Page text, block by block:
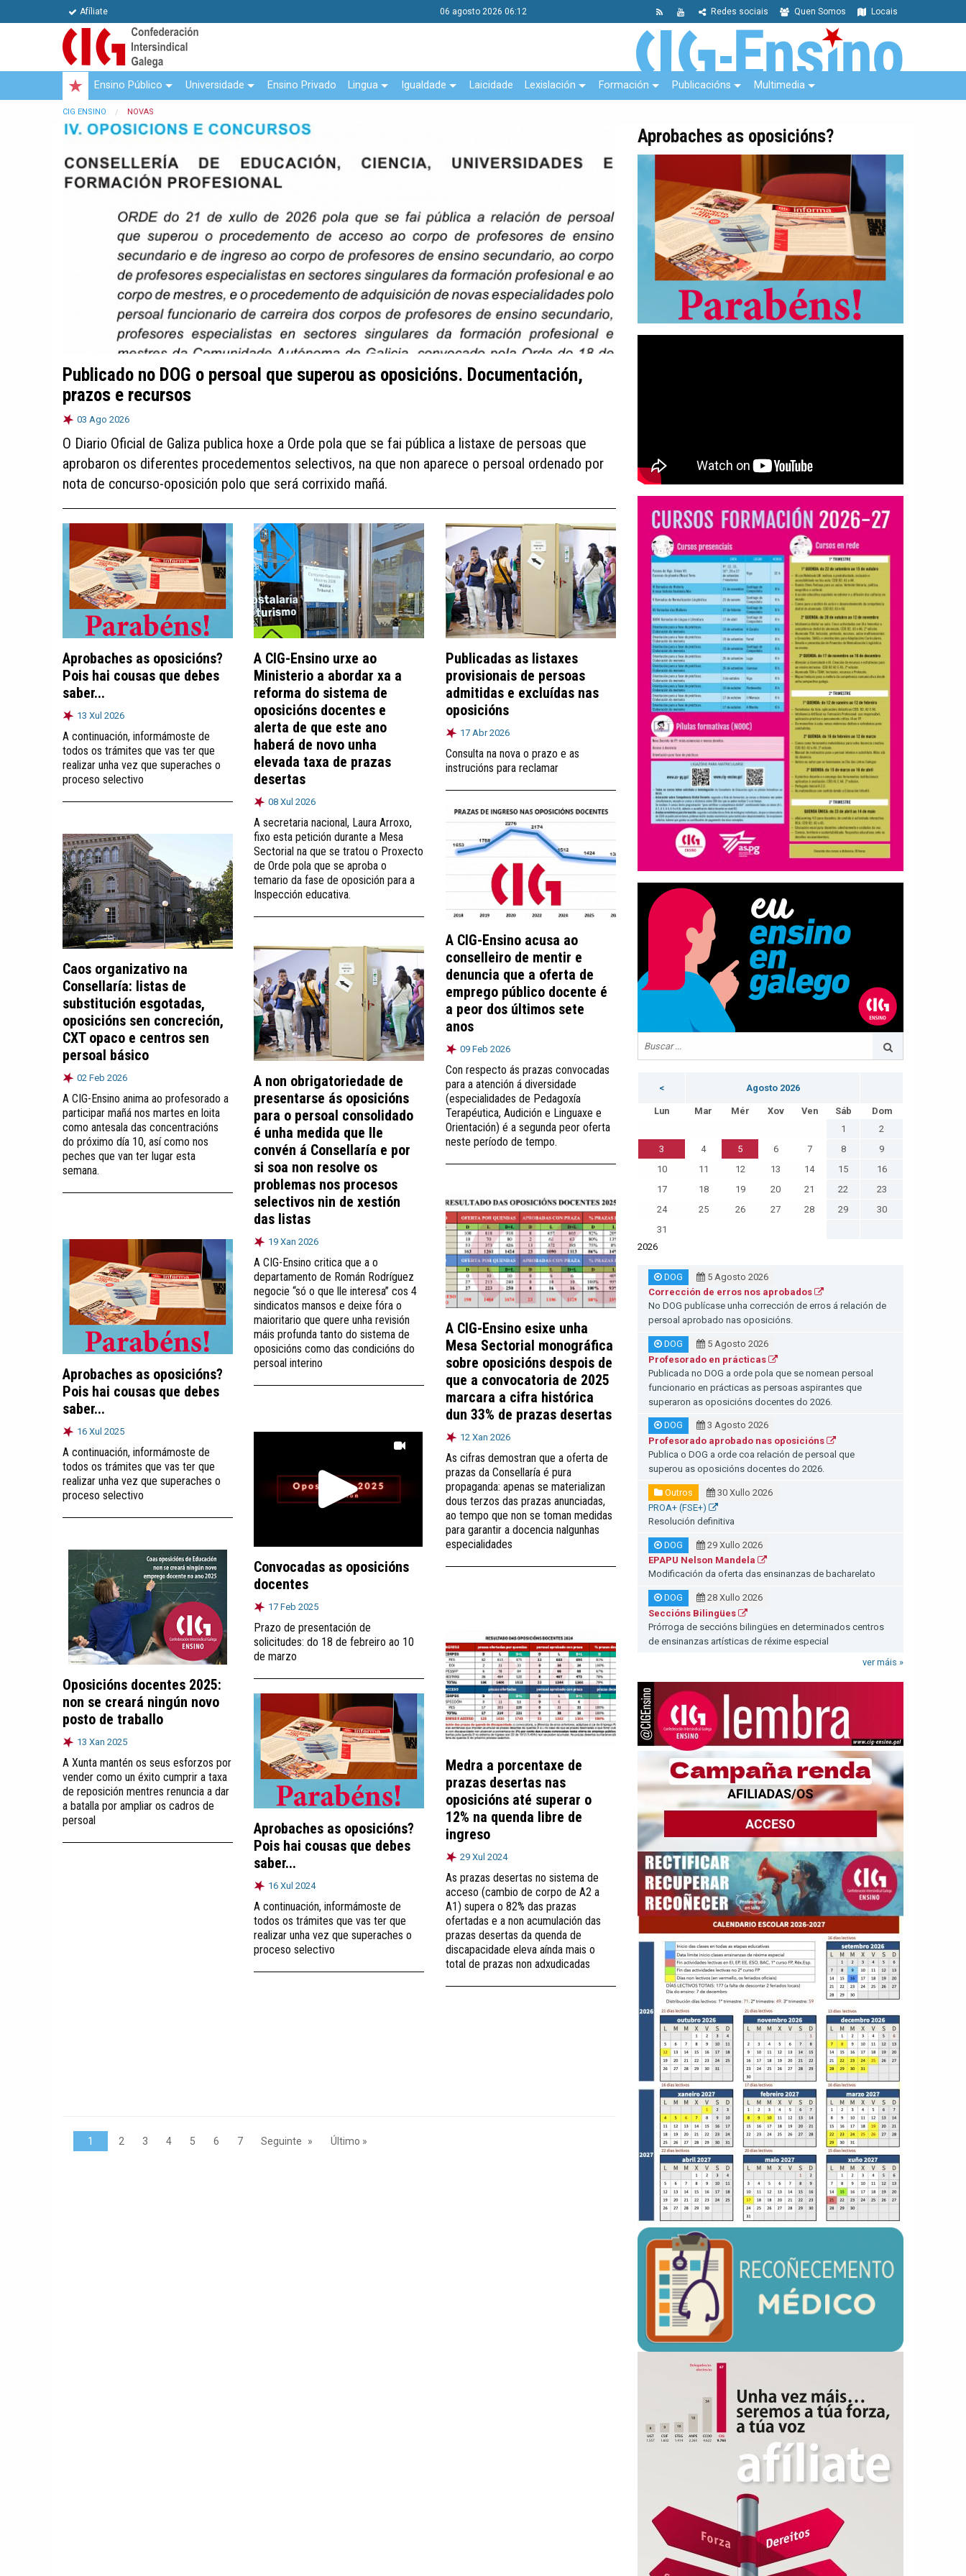
Afíliate 06 agosto 2026 06:12 Locais
Quen Somos
Redes sociais
Ensino Público Universidade Ensino Privado Lingua Igualdade Laicidade Lexislación Formación Publicacións Multimedia
CIG ENSINO NOVAS
Publicado no DOG o persoal que superou as oposicións. Documentación,
prazos e recursos
03 Ago 2026
O Diario Oficial de Galiza publica hoxe a Orde pola que se fai pública a listaxe de persoas que
aprobaron os diferentes procedementos selectivos, na que non aparece o persoal ordenado por
nota de concurso-oposición polo que será corrixido mañá.
Aprobaches as oposicións?
Pois hai cousas que debes
saber...
13 Xul 2026
A continuación, informámoste de
todos os trámites que vas ter que
realizar unha vez que superaches o
proceso selectivo
A CIG-Ensino urxe ao
Ministerio a abordar xa a
reforma do sistema de
oposicións docentes e
alerta de que este ano
haberá de novo unha
elevada taxa de prazas
desertas
08 Xul 2026
A secretaria nacional, Laura Arroxo,
fixo esta petición durante a Mesa
Sectorial na que se tratou o Proxecto
de Orde pola que se aproba o
temario da fase de oposición para a
Inspección educativa.
Publicadas as listaxes
provisionais de persoas
admitidas e excluídas nas
oposicións
17 Abr 2026
Consulta na nova o prazo e as
instrucións para reclamar
A CIG-Ensino acusa ao
conselleiro de mentir e
denuncia que a oferta de
emprego público docente é
a peor dos últimos sete
anos
09 Feb 2026
Con respecto ás prazas convocadas
para a atención á diversidade
(especialidades de Pedagoxía
Terapéutica, Audición e Linguaxe e
Orientación) é a segunda peor oferta
neste período de tempo.
Caos organizativo na
Consellaría: listas de
substitución esgotadas,
oposicións sen concreción,
CXT opaco e centros sen
persoal básico
02 Feb 2026
A CIG-Ensino anima ao profesorado a
participar mañá nos martes en loita
como antesala das concentracións
do próximo día 10, así como nos
peches que van ter lugar esta
semana.
A non obrigatoriedade de
presentarse ás oposicións
para o persoal consolidado
é unha medida que lle
convén á Consellaría e por
si soa non resolve os
problemas nos procesos
selectivos nin de xestión
das listas
19 Xan 2026
A CIG-Ensino critica que a o
departamento de Román Rodríguez
negocie “só o que lle interesa” cos 4
sindicatos mansos e deixe fóra o
maioritario que quere unha revisión
máis profunda tanto do sistema de
oposicións como das condicións do
persoal interino
A CIG-Ensino esixe unha
Mesa Sectorial monográfica
sobre oposicións despois de
que a convocatoria de 2025
marcara a cifra histórica
dun 33% de prazas desertas
12 Xan 2026
As cifras demostran que a oferta de
prazas da Consellaría é pura
propaganda: apenas se materializan
dous terzos das prazas anunciadas,
ao tempo que non se toman medidas
para garantir a docencia nalgunhas
especialidades
Aprobaches as oposicións?
Pois hai cousas que debes
saber...
16 Xul 2025
A continuación, informámoste de
todos os trámites que vas ter que
realizar unha vez que superaches o
proceso selectivo
Convocadas as oposicións
docentes
17 Feb 2025
Prazo de presentación de
solicitudes: do 18 de febreiro ao 10
de marzo
Oposicións docentes 2025:
non se creará ningún novo
posto de traballo
13 Xan 2025
A Xunta mantén os seus esforzos por
vender como un éxito cumprir a taxa
de reposición mentres renuncia a dar
a batalla por ampliar os cadros de
persoal
Medra a porcentaxe de
prazas desertas nas
oposicións até superar o
12% na quenda libre de
ingreso
29 Xul 2024
As prazas desertas no sistema de
acceso (cambio de corpo de A2 a
A1) supera o 82% das prazas
ofertadas e a non acumulación das
prazas desertas da quenda de
discapacidade eleva aínda mais o
total de prazas non adxudicadas
Aprobaches as oposicións?
Pois hai cousas que debes
saber...
16 Xul 2024
A continuación, informámoste de
todos os trámites que vas ter que
realizar unha vez que superaches o
proceso selectivo
1 2 3 4 5 6 7 Seguinte Último »
Aprobaches as oposicións?
< Agosto 2026
Lun Mar Mér Xov Ven Sáb
Dom
1
2
3
4 5 6 7 8
9
10
11 12 13 14 15
16
17
18 19 20 21 22
23
24
25 26 27 28 29
30
31
2026
DOG
5 Agosto 2026
Corrección de erros nos aprobados
No DOG publícase unha corrección de erros á relación de
persoal aprobado nas oposicións.
DOG
5 Agosto 2026
Profesorado en prácticas
Publicada no DOG a orde pola que se nomean persoal
funcionario en prácticas as persoas aspirantes que
superaron as oposicións docentes do 2026.
DOG
3 Agosto 2026
Profesorado aprobado nas oposicións
Publica o DOG a orde coa relación de persoal que
superou as oposicións docentes do 2026.
Outros
30 Xullo 2026
PROA+ (FSE+)
Resolución definitiva
DOG
29 Xullo 2026
EPAPU Nelson Mandela
Modificación da oferta das ensinanzas de bacharelato
DOG
28 Xullo 2026
Seccións Bilingües
Prórroga de seccións bilingües en determinados centros
de ensinanzas artísticas de réxime especial
ver máis »